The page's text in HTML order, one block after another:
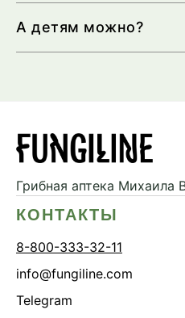
А детям можно?
Грибная аптека Михаила
КОНТАКТЫ
8-800-333-32-11
info@fungiline.com
Telegram